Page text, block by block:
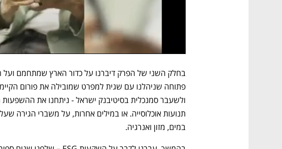
במים, מזון ואנרגיה.